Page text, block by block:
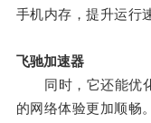
手机内存，提升运行
飞驰加速器
同时，它还能优化
的网络体验更加顺畅。